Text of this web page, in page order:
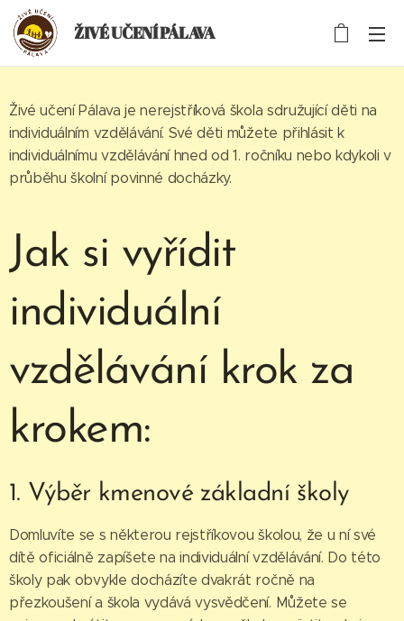
ŽIVÉ UČENÍ PÁLAVA
Živé učení Pálava je nerejstříková škola sdružující děti na
individuálním vzdělávání. Své děti můžete přihlásit k
individuálnímu vzdělávání hned od 1. ročníku nebo kdykoli v
průběhu školní povinné docházky.
Jak si vyřídit
individuální
vzdělávání krok za
krokem:
1. Výběr kmenové základní školy
Domluvíte se s některou rejstříkovou školou, že u ní své
dítě oficiálně zapíšete na individuální vzdělávání. Do této
školy pak obvykle docházíte dvakrát ročně na
přezkoušení a škola vydává vysvědčení. Můžete se